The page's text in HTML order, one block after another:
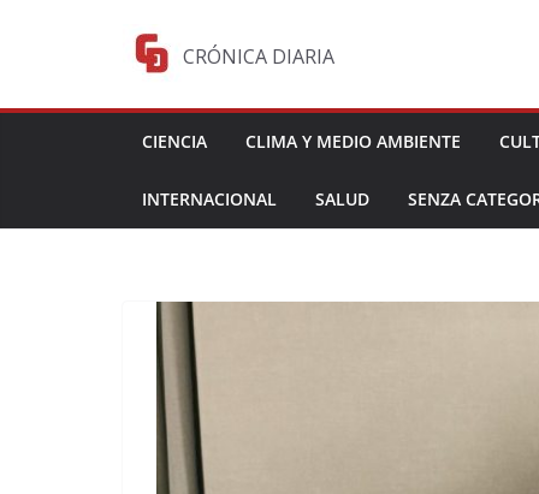
CRÓNICA DIARIA
CIENCIA CLIMA Y MEDIO AMBIENTE
INTERNACIONAL SALUD SENZA